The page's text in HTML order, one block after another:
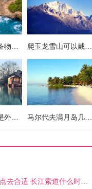
巴厘岛旅游必备物品清单 巴厘岛旅游要准备什么东西 爬玉龙雪山可以戴隐形吗 爬玉龙雪山能戴隐形吗
乌镇住景区还是外面 乌镇住景区还是外面好 马尔代夫满月岛几星 马尔代夫满月岛几星级
长江索道几点去合适 长江索道什么时候坐合适